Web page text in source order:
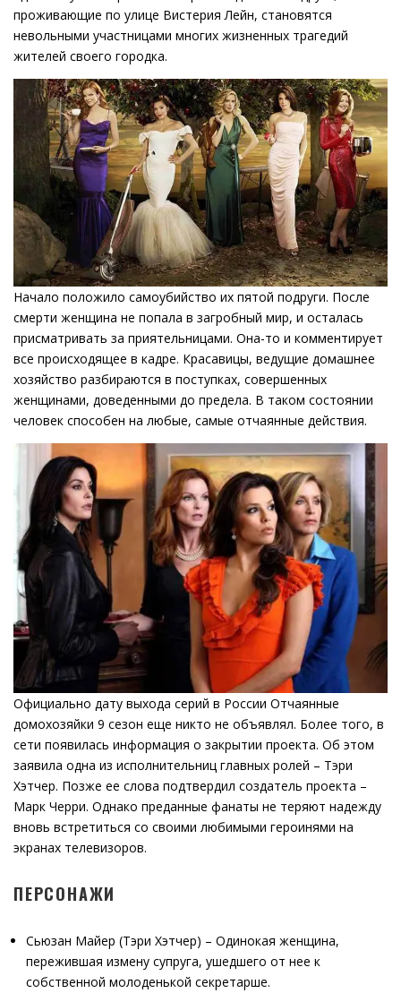
проживающие по улице Вистерия Лейн, становятся
невольными участницами многих жизненных трагедий
жителей своего городка.
Начало положило самоубийство их пятой подруги. После
смерти женщина не попала в загробный мир, и осталась
присматривать за приятельницами. Она-то и комментирует
все происходящее в кадре. Красавицы, ведущие домашнее
хозяйство разбираются в поступках, совершенных
женщинами, доведенными до предела. В таком состоянии
человек способен на любые, самые отчаянные действия.
Официально дату выхода серий в России Отчаянные
домохозяйки 9 сезон еще никто не объявлял. Более того, в
сети появилась информация о закрытии проекта. Об этом
заявила одна из исполнительниц главных ролей – Тэри
Хэтчер. Позже ее слова подтвердил создатель проекта –
Марк Черри. Однако преданные фанаты не теряют надежду
вновь встретиться со своими любимыми героинями на
экранах телевизоров.
ПЕРСОНАЖИ
Сьюзан Майер (Тэри Хэтчер) – Одинокая женщина,
пережившая измену супруга, ушедшего от нее к
собственной молоденькой секретарше.